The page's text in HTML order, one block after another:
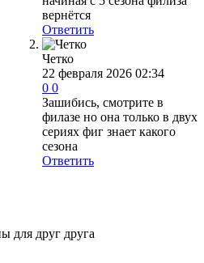
вернётся
Ответить
Четко
22 февраля 2026 02:34
0 0
Зашибись, смотрите в
филазе но она только в двух
сериях фиг знает какого
сезона
Ответить
для друг друга